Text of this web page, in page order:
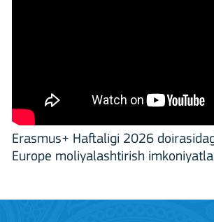
Erasmus+ Haftaligi 2026
Europe moliyalashtirish